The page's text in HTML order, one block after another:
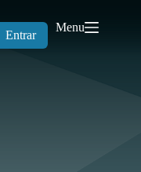
Entrar
Menu